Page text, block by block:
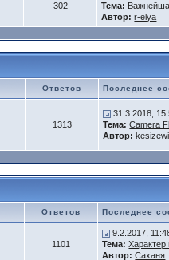
302
Тема:
Автор: r-elya
Ответов Последнее
1313
31.3.2018,
Тема: Camera
Автор: kesizewi
Ответов Последнее
1101
9.2.2017,
Тема:
Автор: Саханя